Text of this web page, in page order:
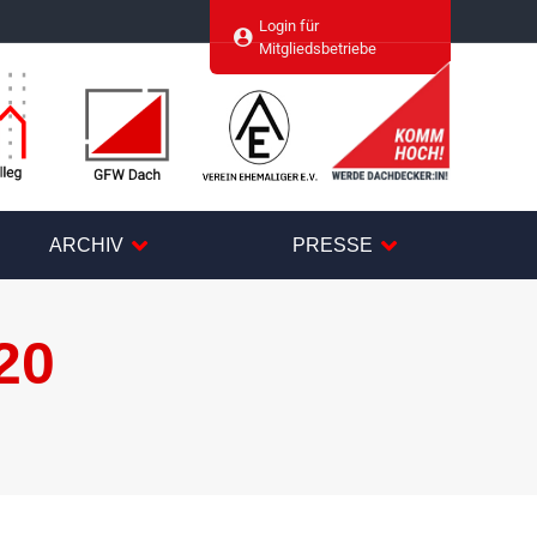
Login für
Mitgliedsbetriebe
ARCHIV PRESSE